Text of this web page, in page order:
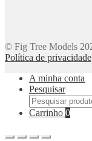
© Fig Tree Models
Política de privacidade
A minha conta
Pesquisar
Pesquisar
por:
Carrinho 0